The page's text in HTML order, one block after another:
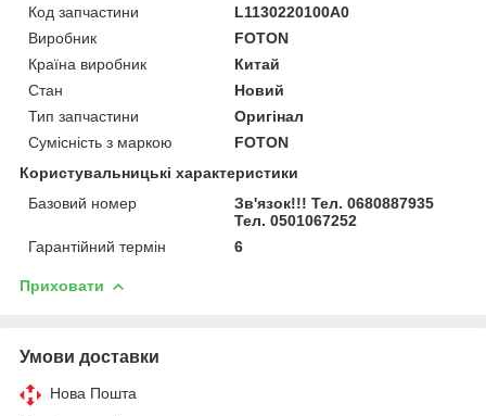
Код запчастини
L1130220100A0
Виробник
FOTON
Країна виробник
Китай
Стан
Новий
Тип запчастини
Оригінал
Сумісність з маркою
FOTON
Користувальницькі характеристики
Базовий номер
Зв'язок!!! Тел. 0680887935
Тел. 0501067252
Гарантійний термін
6
Приховати
Умови доставки
Нова Пошта